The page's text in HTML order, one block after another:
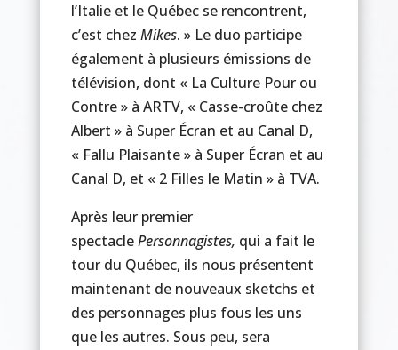
l’Italie et le Québec se rencontrent,
c’est chez Mikes. » Le duo participe
également à plusieurs émissions de
télévision, dont « La Culture Pour ou
Contre » à ARTV, « Casse-croûte chez
Albert » à Super Écran et au Canal D,
« Fallu Plaisante » à Super Écran et au
Canal D, et « 2 Filles le Matin » à TVA.
Après leur premier
spectaclePersonnagistes, qui a fait le
tour du Québec, ils nous présentent
maintenant de nouveaux sketchs et
des personnages plus fous les uns
que les autres. Sous peu, sera